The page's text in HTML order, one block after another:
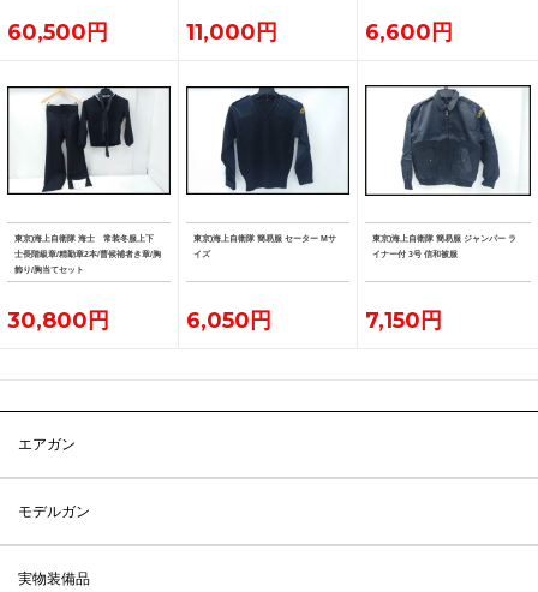
60,500円 11,000円 6,600円
東京)海上自衛隊 海士 常装冬服上下
士長階級章/精勤章2本/曹候補者き章/胸
飾り/胸当てセット
30,800円
東京)海上自衛隊 簡易服 セーター Mサ
イズ
6,050円
東京)海上自衛隊 簡易服 ジャンパー ラ
イナー付 3号 信和被服
7,150円
エアガン
モデルガン
実物装備品